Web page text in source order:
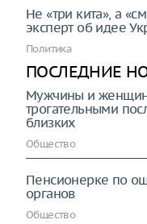
Не «три кита», а
эксперт об идее
Политика
ПОСЛЕДНИЕ
Мужчины и
трогательными
близких
Общество
Пенсионерке по
органов
Общество